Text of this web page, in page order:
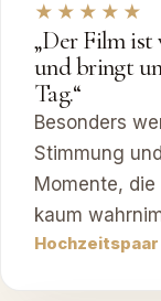
★★★★★
„Der Film ist
und bringt
Tag.“
Besonders
Stimmung
Momente,
kaum
Hochzeitspaar